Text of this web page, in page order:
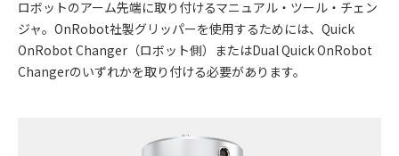
ロボットのアーム先端に取り付けるマニュアル・ツール・チェン
ジャ。OnRobot社製グリッパーを使用するためには、Quick
OnRobot Changer（ロボット側）またはDual Quick OnRobot
Changerのいずれかを取り付ける必要があります。